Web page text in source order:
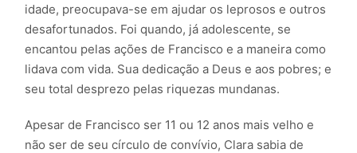
idade, preocupava-se em ajudar os leprosos e outros
desafortunados. Foi quando, já adolescente, se
encantou pelas ações de Francisco e a maneira como
lidava com vida. Sua dedicação a Deus e aos pobres; e
seu total desprezo pelas riquezas mundanas.
Apesar de Francisco ser 11 ou 12 anos mais velho e
não ser de seu círculo de convívio, Clara sabia de